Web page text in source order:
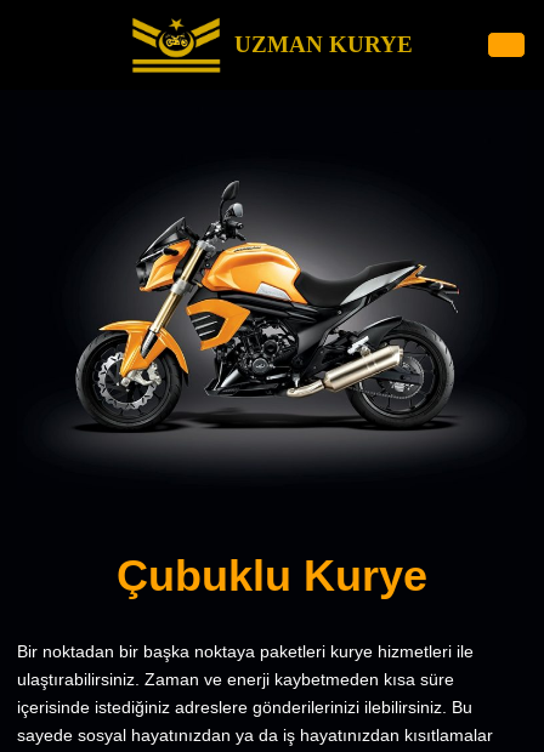
UZMAN KURYE
Çubuklu Kurye
Bir noktadan bir başka noktaya paketleri kurye hizmetleri ile
ulaştırabilirsiniz. Zaman ve enerji kaybetmeden kısa süre
içerisinde istediğiniz adreslere gönderilerinizi ilebilirsiniz. Bu
sayede sosyal hayatınızdan ya da iş hayatınızdan kısıtlamalar